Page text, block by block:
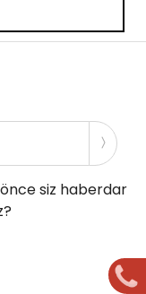
siz haberdar